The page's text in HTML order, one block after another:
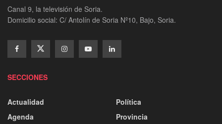
Canal 9, la televisión de Soria.
Domicilio social: C/ Antolín de Soria Nº10, Bajo, Soria.
SECCIONES
Actualidad
Agenda
Política
Provincia